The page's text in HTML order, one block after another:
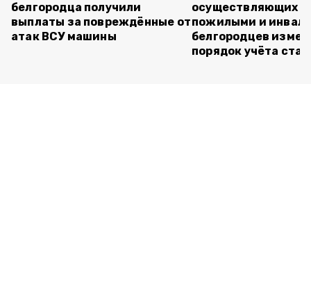
белгородца получили
выплаты за повреждённые от
атак ВСУ машины
осуществляющих
пожилыми и
белгородцев
порядок учёта ста